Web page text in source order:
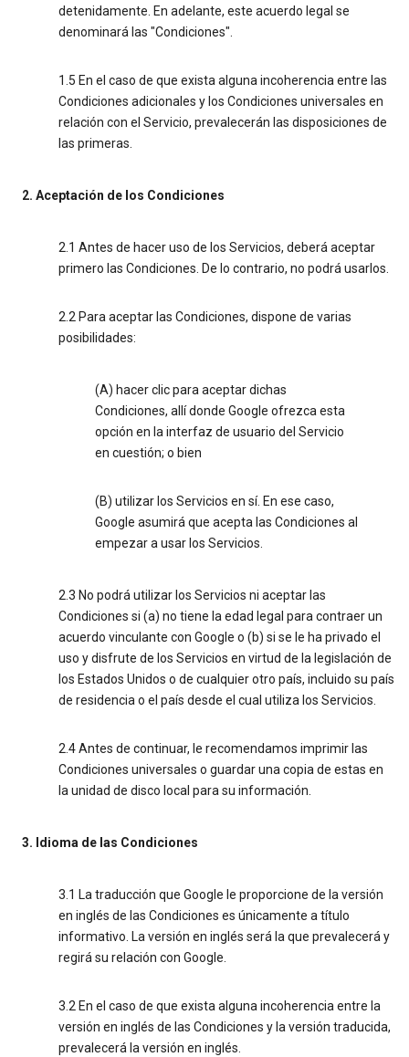
detenidamente. En adelante, este acuerdo legal se
denominará las "Condiciones".
1.5 En el caso de que exista alguna incoherencia entre las
Condiciones adicionales y los Condiciones universales en
relación con el Servicio, prevalecerán las disposiciones de
las primeras.
2. Aceptación de los Condiciones
2.1 Antes de hacer uso de los Servicios, deberá aceptar
primero las Condiciones. De lo contrario, no podrá usarlos.
2.2 Para aceptar las Condiciones, dispone de varias
posibilidades:
(A) hacer clic para aceptar dichas
Condiciones, allí donde Google ofrezca esta
opción en la interfaz de usuario del Servicio
en cuestión; o bien
(B) utilizar los Servicios en sí. En ese caso,
Google asumirá que acepta las Condiciones al
empezar a usar los Servicios.
2.3 No podrá utilizar los Servicios ni aceptar las
Condiciones si (a) no tiene la edad legal para contraer un
acuerdo vinculante con Google o (b) si se le ha privado el
uso y disfrute de los Servicios en virtud de la legislación de
los Estados Unidos o de cualquier otro país, incluido su país
de residencia o el país desde el cual utiliza los Servicios.
2.4 Antes de continuar, le recomendamos imprimir las
Condiciones universales o guardar una copia de estas en
la unidad de disco local para su información.
3. Idioma de las Condiciones
3.1 La traducción que Google le proporcione de la versión
en inglés de las Condiciones es únicamente a título
informativo. La versión en inglés será la que prevalecerá y
regirá su relación con Google.
3.2 En el caso de que exista alguna incoherencia entre la
versión en inglés de las Condiciones y la versión traducida,
prevalecerá la versión en inglés.